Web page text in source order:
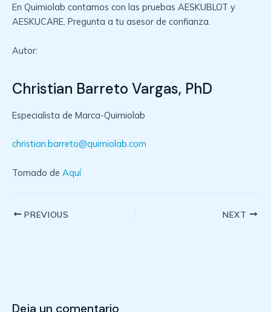
En Quimiolab contamos con las pruebas AESKUBLOT y
AESKUCARE. Pregunta a tu asesor de confianza.
Autor:
Christian Barreto Vargas, PhD
Especialista de Marca-Quimiolab
christian.barreto@quimiolab.com
Tomado de Aquí
PostPREVIOUS NEXT
Deja un comentario